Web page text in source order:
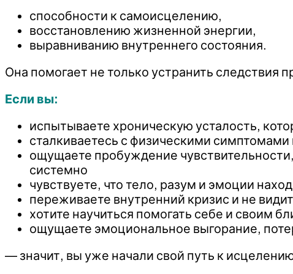
способности к самоисцелению,
восстановлению жизненной энергии,
выравниванию внутреннего состояния.
Она помогает не только устранить следствия
Если вы:
испытываете хроническую усталость,
сталкиваетесь с физическими
ощущаете пробуждение чувствительности,
системно
чувствуете, что тело, разум и эмоции
переживаете внутренний кризис и не
хотите научиться помогать себе и своим
ощущаете эмоциональное выгорание,
— значит, вы уже начали свой путь к